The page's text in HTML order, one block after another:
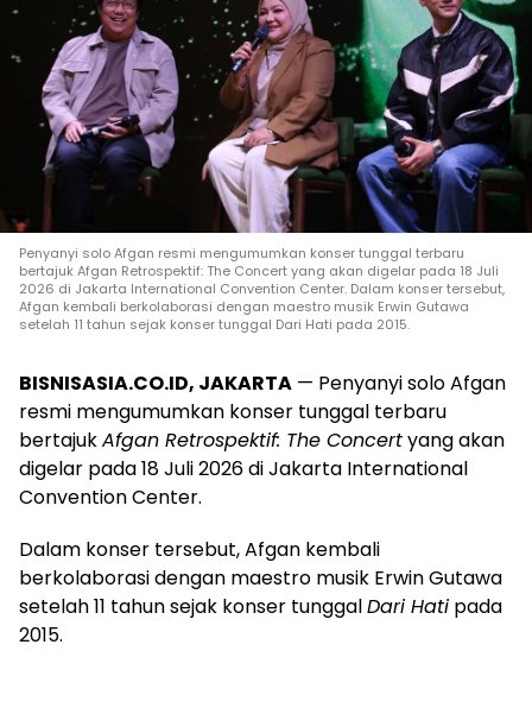
Penyanyi solo Afgan resmi mengumumkan konser tunggal terbaru
bertajuk Afgan Retrospektif: The Concert yang akan digelar pada 18 Juli
2026 di Jakarta International Convention Center. Dalam konser tersebut,
Afgan kembali berkolaborasi dengan maestro musik Erwin Gutawa
setelah 11 tahun sejak konser tunggal Dari Hati pada 2015.
BISNISASIA.CO.ID, JAKARTA — Penyanyi solo Afgan
resmi mengumumkan konser tunggal terbaru
bertajukAfgan Retrospektif: The Concertyang akan
digelar pada 18 Juli 2026 di Jakarta International
Convention Center.
Dalam konser tersebut, Afgan kembali
berkolaborasi dengan maestro musik Erwin Gutawa
setelah 11 tahun sejak konser tunggalDari Hati pada
2015.